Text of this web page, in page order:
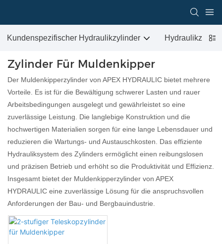
Kundenspezifischer Hydraulikzylinder
Zylinder Für Muldenkipper
Der Muldenkipperzylinder von APEX HYDRAULIC bietet mehrere
Vorteile. Es ist für die Bewältigung schwerer Lasten und rauer
Arbeitsbedingungen ausgelegt und gewährleistet so eine
zuverlässige Leistung. Die langlebige Konstruktion und die
hochwertigen Materialien sorgen für eine lange Lebensdauer und
reduzieren die Wartungs- und Austauschkosten. Das effiziente
Hydrauliksystem des Zylinders ermöglicht einen reibungslosen
und präzisen Betrieb und erhöht so die Produktivität und Effizienz.
Insgesamt bietet der Muldenkipperzylinder von APEX
HYDRAULIC eine zuverlässige Lösung für die anspruchsvollen
Anforderungen der Bau- und Bergbauindustrie.